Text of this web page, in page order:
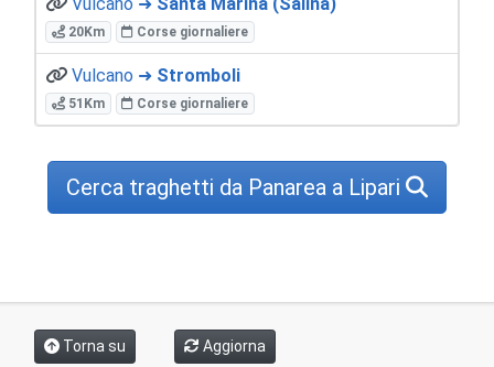
20Km Corse giornaliere
Vulcano ➜ Stromboli
51Km Corse giornaliere
Cerca traghetti da Panarea a Lipari
Torna su Aggiorna